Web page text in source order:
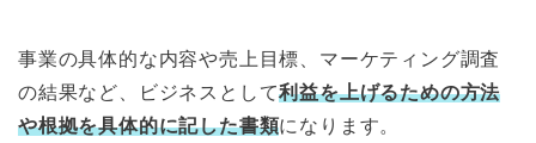
事業の具体的な内容や売上目標、マーケティング調査
の結果など、ビジネスとして利益を上げるための方法
や根拠を具体的に記した書類になります。